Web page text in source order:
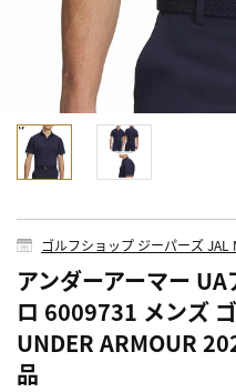
ゴルフショップ ジーパーズ JAL
アンダーアーマー
ロ 6009731 メンズ
UNDER ARMOUR
品